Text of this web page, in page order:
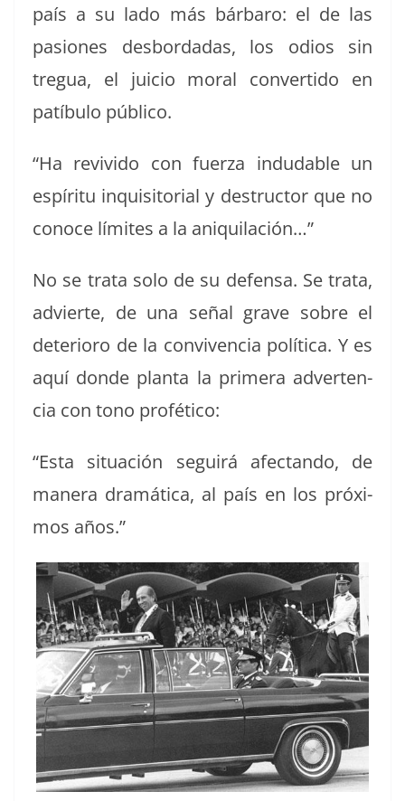
país a su lado más bár­baro: el de las
pasiones des­bor­dadas, los odios sin
tregua, el juicio moral con­ver­tido en
patíbu­lo público.
“Ha revivi­do con fuerza indud­able un
espíritu inquisi­to­r­i­al y destruc­tor que no
conoce límites a la aniquilación…”
No se tra­ta solo de su defen­sa. Se tra­ta,
advierte, de una señal grave sobre el
dete­ri­oro de la con­viven­cia políti­ca. Y es
aquí donde plan­ta la primera adver­ten­
cia con tono profético:
“Esta situación seguirá afectan­do, de
man­era dramáti­ca, al país en los próx­i­
mos años.”